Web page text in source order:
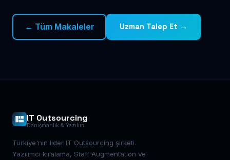
← Tüm Makaleler Uzman Talep Et →
IT Outsourcing
Danışmanlık & Yazılım
Türkiye'nin lider IT Outsourcing şirketi.
Yazılımcı kiralama, Staff Augmentation ve